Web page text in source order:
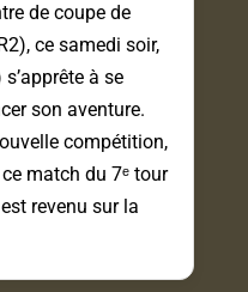
de coupe de
ce samedi soir,
s’apprête à se
son aventure.
compétition,
match du 7ᵉ tour
revenu sur la